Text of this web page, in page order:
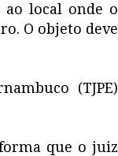
local onde o
O objeto deve
(TJPE)
que o juiz